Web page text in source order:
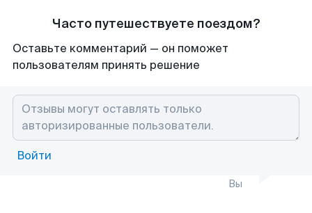
Часто путешествуете поездом?
Оставьте комментарий — он поможет
пользователям принять решение
Войти
Вы